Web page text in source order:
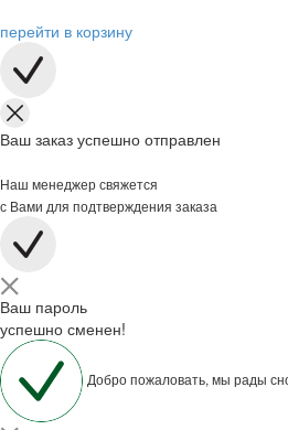
перейти в корзину
Ваш заказ успешно отправлен
Наш менеджер свяжется
с Вами для подтверждения заказа
Ваш пароль
успешно сменен!
Добро пожаловать, мы рады